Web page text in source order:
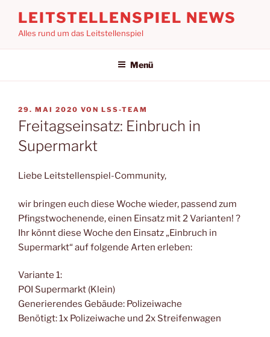
Inhalt
springen
LEITSTELLENSPIEL NEWS
Alles rund um das Leitstellenspiel
Menü
VERÖFFENTLICHT
AM
29. MAI 2020 VON LSS-TEAM
Freitagseinsatz: Einbruch in
Supermarkt
Liebe Leitstellenspiel-Community,
wir bringen euch diese Woche wieder, passend zum
Pfingstwochenende, einen Einsatz mit 2 Varianten! ?
Ihr könnt diese Woche den Einsatz „Einbruch in
Supermarkt“ auf folgende Arten erleben:
Variante 1:
POI Supermarkt (Klein)
Generierendes Gebäude: Polizeiwache
Benötigt: 1x Polizeiwache und 2x Streifenwagen